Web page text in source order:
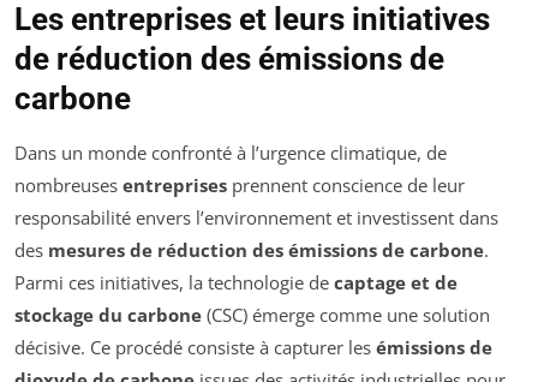
Les entreprises et leurs initiatives
de réduction des émissions de
carbone
Dans un monde confronté à l’urgence climatique, de
nombreuses entreprises prennent conscience de leur
responsabilité envers l’environnement et investissent dans
des mesures de réduction des émissions de carbone.
Parmi ces initiatives, la technologie de captage et de
stockage du carbone (CSC) émerge comme une solution
décisive. Ce procédé consiste à capturer les émissions de